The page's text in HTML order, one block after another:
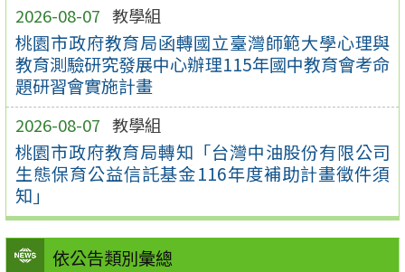
2026-08-07 教學組
桃園市政府教育局函轉國立臺灣師範大學心理與
教育測驗研究發展中心辦理115年國中教育會考命
題研習會實施計畫
2026-08-07 教學組
桃園市政府教育局轉知「台灣中油股份有限公司
生態保育公益信託基金116年度補助計畫徵件須
知」
依公告類別彙總